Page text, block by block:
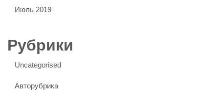
Июль 2019
Рубрики
Uncategorised
Авторубрика